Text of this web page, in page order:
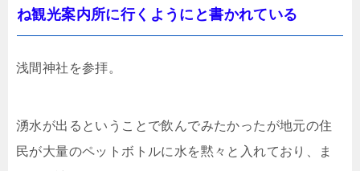
ね観光案内所に行くようにと書かれている
浅間神社を参拝。
湧水が出るということで飲んでみたかったが地元の住
民が大量のペットボトルに水を黙々と入れており、ま